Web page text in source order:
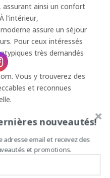
ainsi un confort
l’intérieur,
assure un séjour
Pour ceux intéressés
très demandés
Vous y trouverez des
et reconnues
Mémorable
à Couffé est bien
une aventure
vous détendre sous
nouveautés!
email et recevez des
et promotions.